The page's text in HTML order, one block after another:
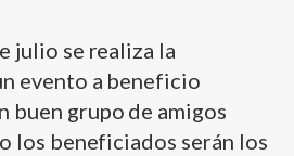
julio se realiza la
evento a beneficio
buen grupo de amigos
los beneficiados serán los